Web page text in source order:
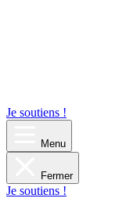
Je soutiens !
Menu
Fermer
Je soutiens !